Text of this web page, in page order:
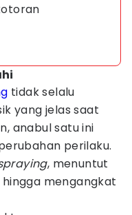
tidak selalu
yang jelas saat
anabul satu ini
perilaku.
, menuntut
mengangkat